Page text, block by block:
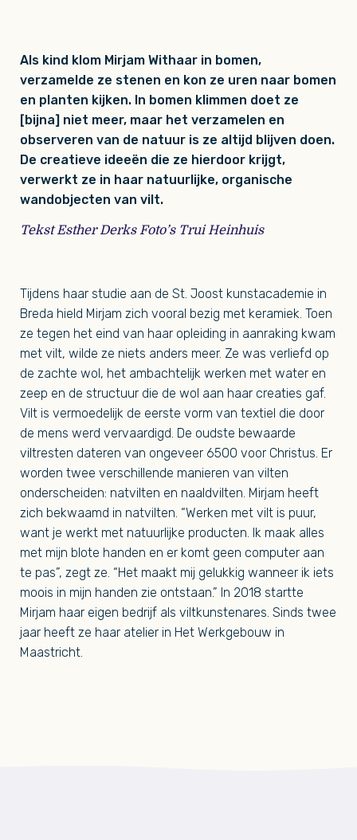
Als kind klom Mirjam Withaar in bomen,
verzamelde ze stenen en kon ze uren naar bomen
en planten kijken. In bomen klimmen doet ze
[bijna] niet meer, maar het verzamelen en
observeren van de natuur is ze altijd blijven doen.
De creatieve ideeën die ze hierdoor krijgt,
verwerkt ze in haar natuurlijke, organische
wandobjecten van vilt.
Tekst Esther Derks Foto’s Trui Heinhuis
Tijdens haar studie aan de St. Joost kunstacademie in
Breda hield Mirjam zich vooral bezig met keramiek. Toen
ze tegen het eind van haar opleiding in aanraking kwam
met vilt, wilde ze niets anders meer. Ze was verliefd op
de zachte wol, het ambachtelijk werken met water en
zeep en de structuur die de wol aan haar creaties gaf.
Vilt is vermoedelijk de eerste vorm van textiel die door
de mens werd vervaardigd. De oudste bewaarde
viltresten dateren van ongeveer 6500 voor Christus. Er
worden twee verschillende manieren van vilten
onderscheiden: natvilten en naaldvilten. Mirjam heeft
zich bekwaamd in natvilten. “Werken met vilt is puur,
want je werkt met natuurlijke producten. Ik maak alles
met mijn blote handen en er komt geen computer aan
te pas”, zegt ze. “Het maakt mij gelukkig wanneer ik iets
moois in mijn handen zie ontstaan.” In 2018 startte
Mirjam haar eigen bedrijf als viltkunstenares. Sinds twee
jaar heeft ze haar atelier in Het Werkgebouw in
Maastricht.